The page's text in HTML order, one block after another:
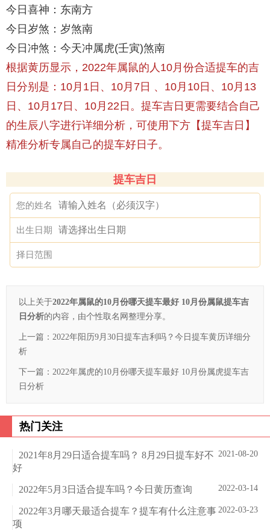
今日喜神：东南方
今日岁煞：岁煞南
今日冲煞：今天冲属虎(壬寅)煞南
根据黄历显示，2022年属鼠的人10月份合适提车的吉
日分别是：10月1日、10月7日 、10月10日、10月13
日、10月17日、10月22日。提车吉日更需要结合自己
的生辰八字进行详细分析，可使用下方【提车吉日】
精准分析专属自己的提车好日子。
提车吉日
您的姓名
出生日期
择日范围
以上关于2022年属鼠的10月份哪天提车最好 10月份属鼠提车吉
日分析的内容，由个性取名网整理分享。
上一篇： 2022年阳历9月30日提车吉利吗？今日提车黄历详细分
析
下一篇： 2022年属虎的10月份哪天提车最好 10月份属虎提车吉
日分析
热门关注
2021-08-20
2021年8月29日适合提车吗？ 8月29日提车好不
好
2022-03-14
2022年5月3日适合提车吗？今日黄历查询
2022-03-23
2022年3月哪天最适合提车？提车有什么注意事
项